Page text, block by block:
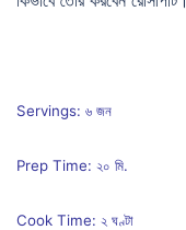
Servings: ৬ জন
Prep Time: ২০ মি.
Cook Time: ২ ঘণ্টা